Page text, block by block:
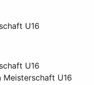
U16
U16
Meisterschaft U16